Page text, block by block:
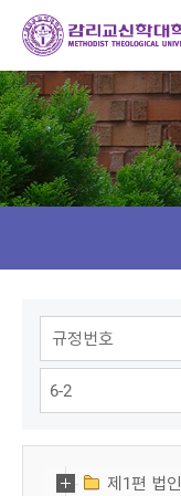
제1편 법인